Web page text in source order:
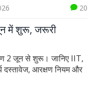
20
में शुरू, जरूरी
2 जून से शुरू। जानिए IIT,
आरक्षण नियम और